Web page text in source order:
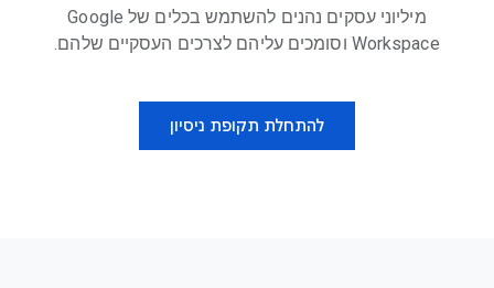
מיליוני עסקים נהנים להשתמש בכלים של Google
Workspace וסומכים עליהם לצרכים העסקיים שלהם.
להתחלת תקופת ניסיון